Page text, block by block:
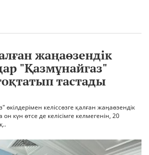
жаңаөзендік
"Қазмұнайгаз"
тастады
келіссөзге қалған жаңаөзендік
күн өтсе де келісімге келмегенін, 20